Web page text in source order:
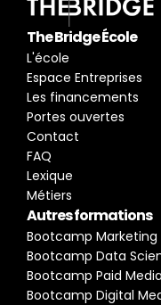
The Bridge École
L'école
Espace Entreprises
Les financements
Portes ouvertes
Contact
FAQ
Lexique
Métiers
Autres formations
Bootcamp Marketing
Bootcamp Data
Bootcamp Paid Media
Bootcamp Digital